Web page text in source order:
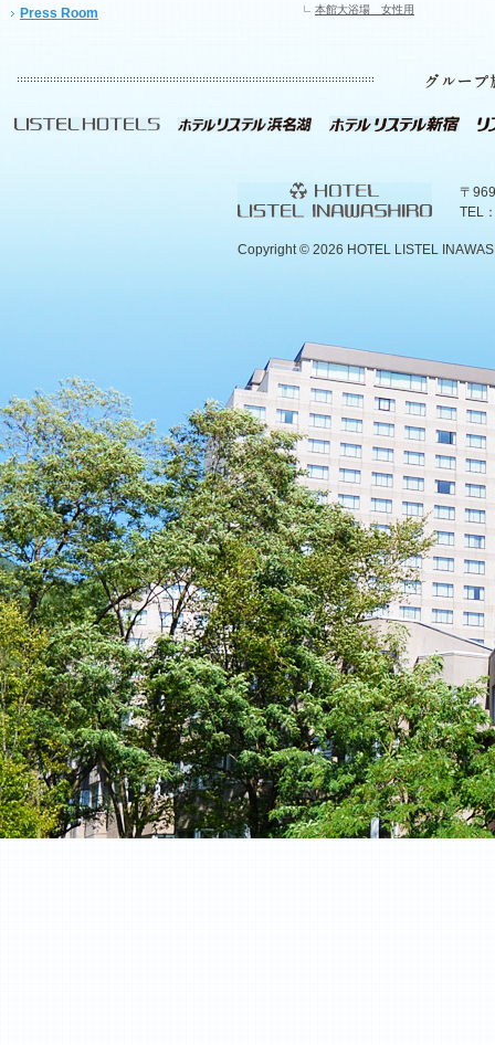
Press Room
本館大浴場 女性用
〒
TEL
Copyright © 2026 HOTEL LISTEL